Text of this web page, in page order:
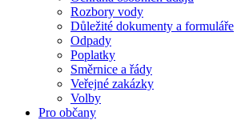
Rozbory vody
Důležité dokumenty a formuláře
Odpady
Poplatky
Směrnice a řády
Veřejné zakázky
Volby
Pro občany